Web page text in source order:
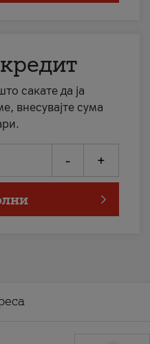
сакате да ја
внесувајте сума
- +